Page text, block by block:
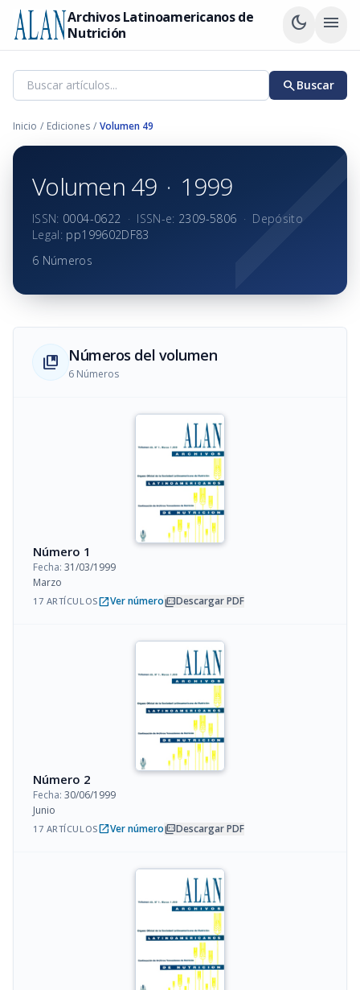
Archivos Latinoamericanos de
Nutrición
dark_mode menu
searchBuscar
Inicio / Ediciones / Volumen 49
Volumen 49 · 1999
ISSN: 0004-0622 · ISSN-e: 2309-5806 · Depósito
Legal: pp199602DF83
6 Números
collections_bookmark Números del volumen
6 Números
Número 1
Fecha: 31/03/1999
Marzo
17 ARTÍCULOSopen_in_newVer númeropicture_as_pdfDescargar PDF
Número 2
Fecha: 30/06/1999
Junio
17 ARTÍCULOSopen_in_newVer númeropicture_as_pdfDescargar PDF